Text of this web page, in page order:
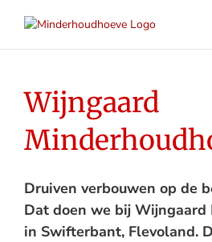
Wijngaard
Druiven verbouwen op de
Dat doen we bij Wijngaard
in Swifterbant, Flevoland.